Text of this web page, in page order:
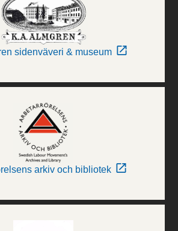
sidenväveri & museum
arkiv och bibliotek